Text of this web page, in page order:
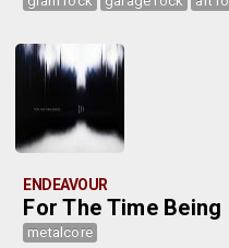
ENDEAVOUR
For The Time Being
metalcore